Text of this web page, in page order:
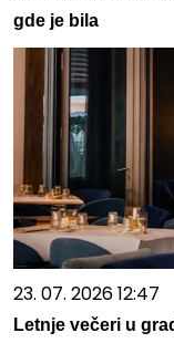
gde je bila
23. 07. 2026 12:47
Letnje večeri u